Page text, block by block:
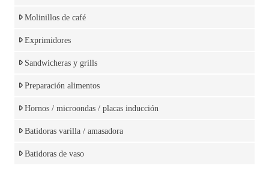
Molinillos de café
Exprimidores
Sandwicheras y grills
Preparación alimentos
Hornos / microondas / placas inducción
Batidoras varilla / amasadora
Batidoras de vaso